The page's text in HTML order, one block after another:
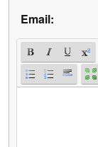
Email: